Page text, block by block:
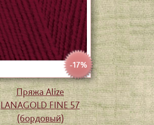
-17%
Пряжа Alize
LANAGOLD FINE 57
(бордовый)